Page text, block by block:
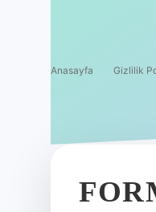
Anasayfa Gizlilik